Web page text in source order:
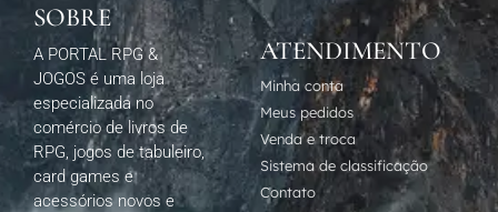
SOBRE
A PORTAL RPG &
JOGOS é uma loja
especializada no
comércio de livros de
RPG, jogos de tabuleiro,
card games e
acessórios novos e
ATENDIMENTO
Minha conta
Meus pedidos
Venda e troca
Sistema de classificação
Contato